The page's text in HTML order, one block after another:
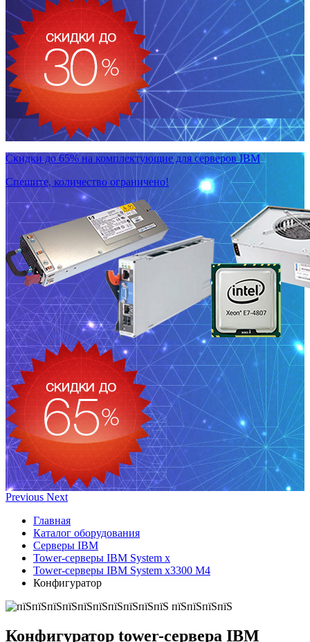
Скидки до 65% на комплектующие для серверов IBM
Спешите, количество ограничено!
Previous Next
Главная
Каталог оборудования
Серверы IBM
Tower-серверы IBM System x
Tower-серверы IBM System x3300 M4
Конфигуратор
Конфигуратор tower-сервера IBM